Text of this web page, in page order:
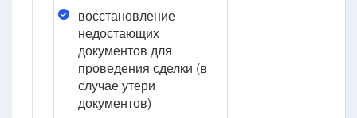
восстановление
недостающих
документов для
проведения сделки (в
случае утери
документов)